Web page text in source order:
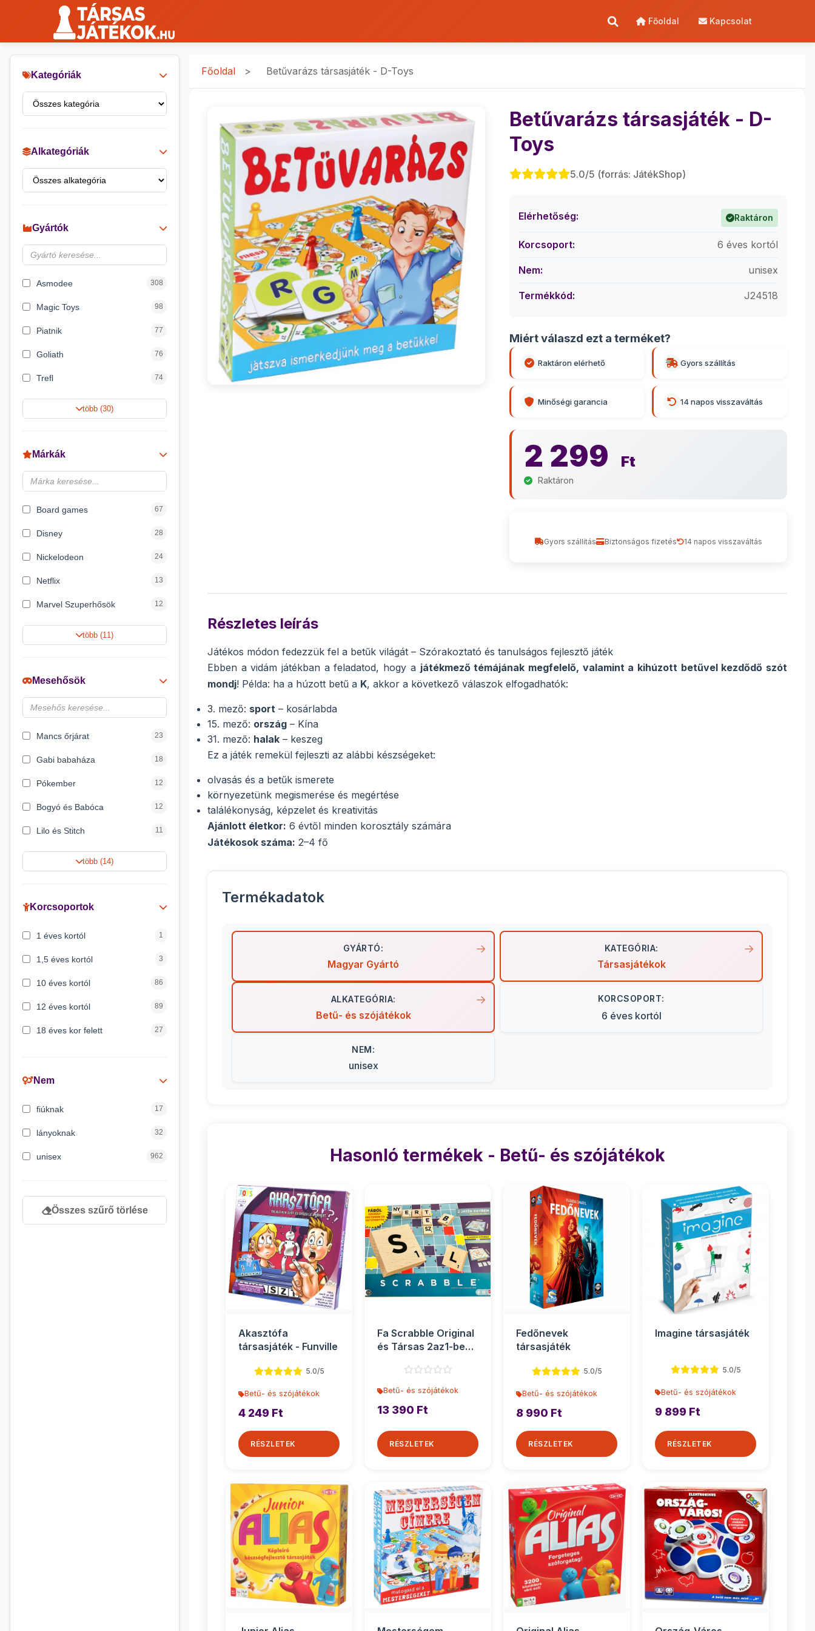
Főoldal Kapcsolat
Kategóriák
Alkategóriák
Gyártók
Asmodee 308
Magic Toys 98
Piatnik 77
Goliath 76
Trefl 74
Keller&Mayer 60
Spin Master
Delta Vision 28
több (30)
Márkák
Board games 67
Disney 28
Nickelodeon 24
Netflix 13
Marvel Szuperhősök 12
Rubik bűvös kocka 10
Noris
Disney hercegnők 6
több (11)
Mesehősök
Mancs őrjárat 23
Gabi babaháza 18
Pókember 12
Bogyó és Babóca 12
Lilo és Stitch 11
Jégvarázs 9
Peppa malac
több (14)
Korcsoportok
1 éves kortól 1
1,5 éves kortól 3
10 éves kortól 86
12 éves kortól 89
18 éves kor felett 27
3 éves kortól 200
7 éves kortól 53
Nem
fiúknak 17
lányoknak 32
unisex 962
Összes szűrő törlése
Főoldal > Betűvarázs társasjáték - D-Toys
Betűvarázs társasjáték - D-
Toys
5.0/5 (forrás: JátékShop)
Elérhetőség: Raktáron
Korcsoport: 6 éves kortól
Nem: unisex
Termékkód: J24518
Miért válaszd ezt a terméket?
Raktáron elérhető Gyors szállítás
Minőségi garancia 14 napos visszaváltás
2 299 Ft
Raktáron
Gyors szállítás Biztonságos fizetés 14 napos visszaváltás
Részletes leírás
Játékos módon fedezzük fel a betűk világát – Szórakoztató és tanulságos fejlesztő játék
Ebben a vidám játékban a feladatod, hogy a játékmező témájának megfelelő, valamint a kihúzott betűvel kezdődő szót
mondj! Példa: ha a húzott betű a K, akkor a következő válaszok elfogadhatók:
3. mező: sport – kosárlabda
15. mező: ország – Kína
31. mező: halak – keszeg
Ez a játék remekül fejleszti az alábbi készségeket:
olvasás és a betűk ismerete
környezetünk megismerése és megértése
találékonyság, képzelet és kreativitás
Ajánlott életkor: 6 évtől minden korosztály számára
Játékosok száma: 2–4 fő
Termékadatok
GYÁRTÓ:
Magyar Gyártó
KATEGÓRIA:
Társasjátékok
ALKATEGÓRIA:
Betű- és szójátékok
KORCSOPORT:
6 éves kortól
NEM:
unisex
Hasonló termékek - Betű- és szójátékok
Akasztófa
társasjáték - Funville
5.0/5
Betű- és szójátékok
4 249 Ft
RÉSZLETEK
Fa Scrabble Original
és Társas 2az1-ben -
Betű- és szójátékok
13 390 Ft
RÉSZLETEK
Fedőnevek
társasjáték
5.0/5
Betű- és szójátékok
8 990 Ft
RÉSZLETEK
Imagine társasjáték
5.0/5
Betű- és szójátékok
9 899 Ft
RÉSZLETEK